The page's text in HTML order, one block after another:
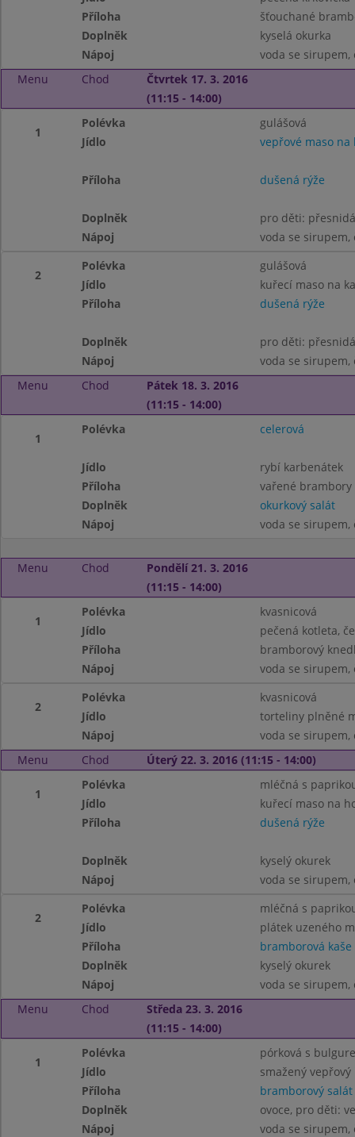
Příloha
šťouchané
Doplněk
kyselá okurka
Nápoj
voda se sirupem,
Menu
Chod
Čtvrtek 17. 3. 2016
(11:15 - 14:00)
1
Polévka
gulášová
Jídlo
vepřové maso na
Příloha dušená rýže
Doplněk
pro děti:
Nápoj
voda se sirupem,
2
Polévka
gulášová
Jídlo
kuřecí maso na
Příloha
dušená rýže
Doplněk
pro děti:
Nápoj
voda se sirupem,
Menu
Chod
Pátek 18. 3. 2016
(11:15 - 14:00)
1
Polévka celerová
Jídlo
rybí karbenátek
Příloha
vařené brambory
Doplněk
okurkový salát
Nápoj
voda se sirupem,
Menu Chod
Pondělí 21. 3. 2016
(11:15 - 14:00)
1
Polévka
kvasnicová
Jídlo
pečená kotleta,
Příloha
bramborový
Nápoj
voda se sirupem,
2
Polévka
kvasnicová
Jídlo
torteliny plněné
Nápoj
voda se sirupem,
Menu
Chod Úterý 22. 3. 2016 (11:15 - 14:00)
1
Polévka
mléčná s
Jídlo
kuřecí maso na
Příloha
dušená rýže
Doplněk
kyselý okurek
Nápoj
voda se sirupem,
2
Polévka
mléčná s
Jídlo
plátek uzeného
Příloha
bramborová kaše
Doplněk
kyselý okurek
Nápoj
voda se sirupem,
Menu
Chod
Středa 23. 3. 2016
(11:15 - 14:00)
1
Polévka
pórková s
Jídlo
smažený vepřový
Příloha
bramborový salát
Doplněk
ovoce, pro děti:
Nápoj
voda se sirupem,